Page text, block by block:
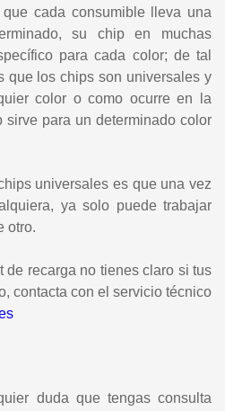
cada consumible lleva una
su chip en muchas
para cada color; de tal
que los chips son universales y
color o como ocurre en la
sirve para un determinado color
universales es que una vez
ya solo puede trabajar
otro.
de recarga no tienes claro si tus
contacta con el servicio técnico
duda que tengas consulta